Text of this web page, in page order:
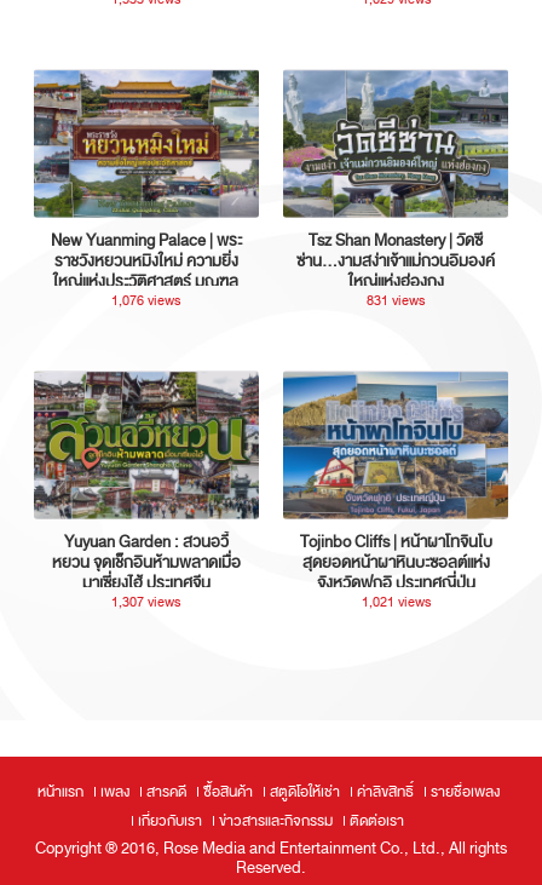
New Yuanming Palace | พระ
ราชวังหยวนหมิงใหม่ ความยิ่ง
ใหญ่แห่งประวัติศาสตร์ มณฑล
กวางตุ้ง ประเทศจีน
1,076 views
Tsz Shan Monastery | วัดซี
ซ่าน…งามสง่าเจ้าแม่กวนอิมองค์
ใหญ่แห่งฮ่องกง
831 views
Yuyuan Garden : สวนอวี้
หยวน จุดเช็กอินห้ามพลาดเมื่อ
มาเซี่ยงไฮ้ ประเทศจีน
1,307 views
Tojinbo Cliffs | หน้าผาโทจินโบ
สุดยอดหน้าผาหินบะซอลต์แห่ง
จังหวัดฟุกุอิ ประเทศญี่ปุ่น
1,021 views
หน้าแรก เพลง สารคดี ซื้อสินค้า สตูดิโอให้เช่า ค่าลิขสิทธิ์
รายชื่อเพลง
เกี่ยวกับเรา
ข่าวสารและกิจกรรม ติดต่อเรา
Copyright ® 2016, Rose Media and Entertainment Co., Ltd., All rights
Reserved.